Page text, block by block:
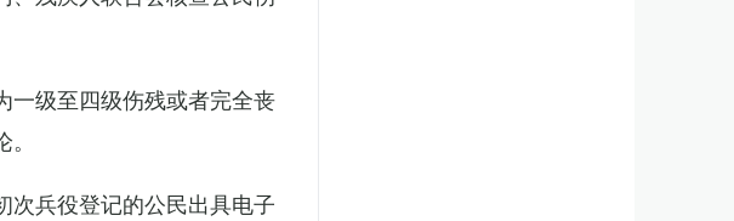
一级至四级伤残或者完全丧
次兵役登记的公民出具电子